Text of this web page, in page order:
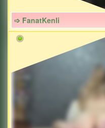
➩ FanatKenli